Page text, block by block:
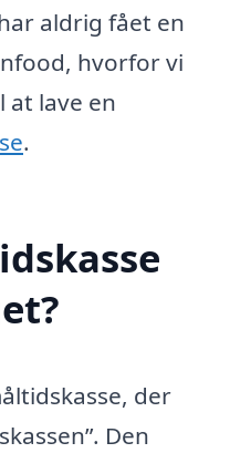
aldrig fået en
hvorfor vi
lave en
.
der
Den